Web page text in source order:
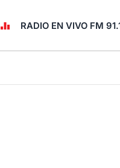
RADIO EN VIVO FM